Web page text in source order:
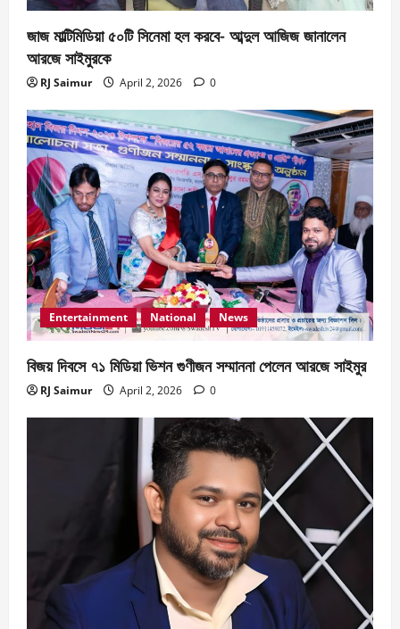
4 April 2, 2026 0
5
News
ফ্রেন্ডস ভিউ স্টার এ্যাওয়ার্ড পেলেন আরজে সাইমুর
April 2, 2026 0
জাজ মাল্টিমিডিয়া ৫০টি সিনেমা হল করবে- আব্দুল আজিজ জানালেন
আরজে সাইমুরকে
RJ Saimur April 2, 2026 0
Entertainment National News
বিজয় দিবসে ৭১ মিডিয়া ভিশন গুণীজন সম্মাননা পেলেন আরজে সাইমুর
RJ Saimur April 2, 2026 0